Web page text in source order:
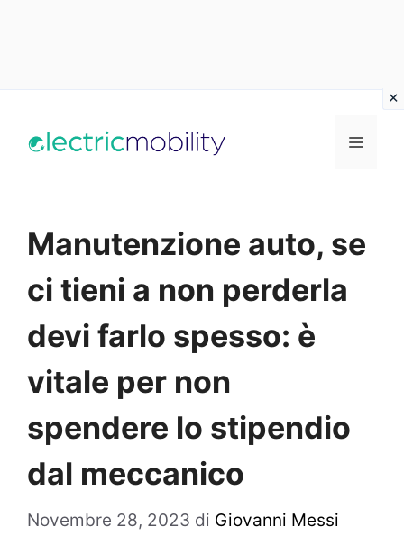
Menu
Manutenzione auto, se
ci tieni a non perderla
devi farlo spesso: è
vitale per non
spendere lo stipendio
dal meccanico
Novembre 28, 2023 di Giovanni Messi